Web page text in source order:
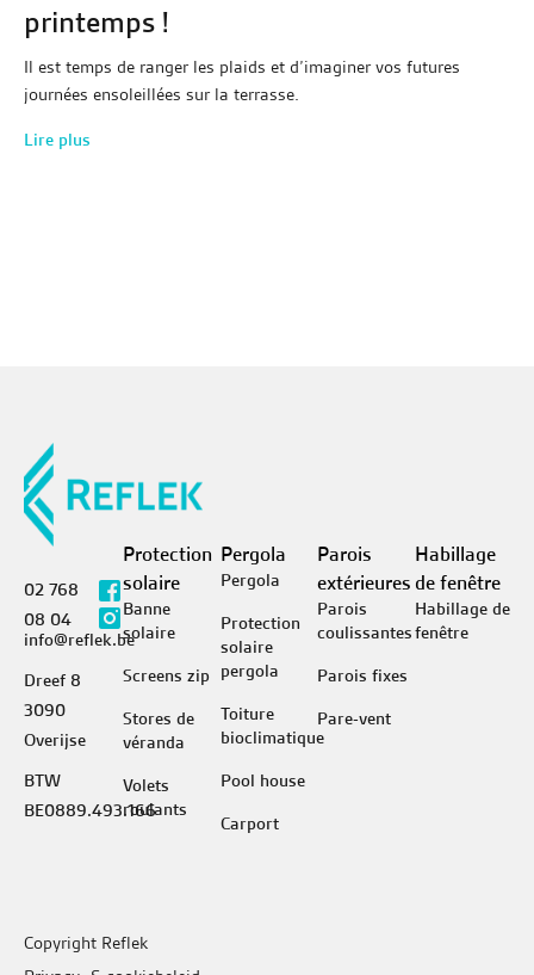
printemps !
Il est temps de ranger les plaids et d’imaginer vos futures
journées ensoleillées sur la terrasse.
Lire plus
02 768
08 04
info@reflek.be
Dreef 8
3090
Overijse
BTW
BE0889.493.166
Protection
solaire
Banne
solaire
Screens zip
Stores de
véranda
Volets
roulants
Pergola
Pergola
Protection
solaire
pergola
Toiture
bioclimatique
Pool house
Carport
Parois
extérieures
Parois
coulissantes
Parois fixes
Pare-vent
Habillage
de fenêtre
Habillage de
fenêtre
Copyright Reflek